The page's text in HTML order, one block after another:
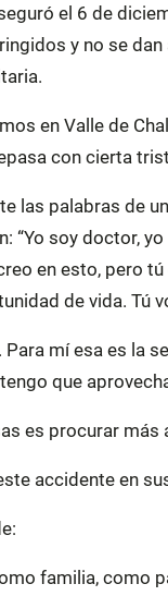
el 6 de
y no se
en Valle de
con cierta
las palabras de
“Yo soy doctor,
en esto, pero
de vida. Tú
Para mí esa es la
que
es procurar más
accidente en
familia, como